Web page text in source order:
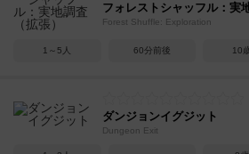
フォレストシャッフル：実
Forest Shuffle: Exploration
1～5人 60分前後 10
ダンジョンイグジット
Dungeon Exit